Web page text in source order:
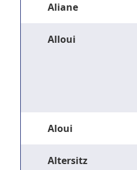
Aliane
Alloui
Aloui
Altersitz